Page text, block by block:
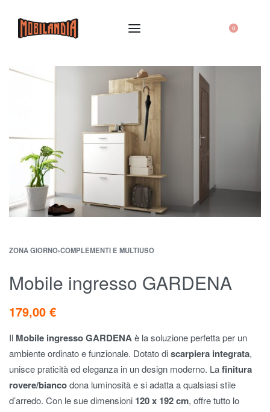
0
ZONA GIORNO›COMPLEMENTI E MULTIUSO
Mobile ingresso GARDENA
179,00 €
Il Mobile ingresso GARDENAè la soluzione perfetta per un
ambiente ordinato e funzionale. Dotato discarpiera integrata,
unisce praticità ed eleganza in un design moderno. Lafinitura
rovere/biancodona luminosità e si adatta a qualsiasi stile
d’arredo. Con le sue dimensioni 120 x 192 cm, offre tutto lo